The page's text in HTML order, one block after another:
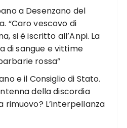
a Desenzano del
“Caro vescovo di
si è iscritto all’Anpi. La
di sangue e vittime
rossa”
e il Consiglio di Stato.
della discordia
rimuovo? L’interpellanza